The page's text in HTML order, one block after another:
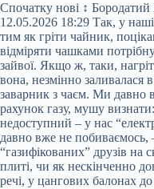
Спочатку нові ↕
12.05.2026 18:29 Так, у
тим як гріти чайник,
відміряти чашками
зайвої. Якщо ж, таки,
вона, незмінно заливалася
заварник з чаєм. Ми давно
рахунок газу, мушу
недоступний – у нас
давно вже не побиваємось,
“газифікованих” друзів на
плиті, чи як нескінченно
речі, у цангових балонах